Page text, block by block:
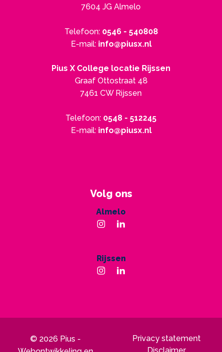
7604 JG Almelo
Telefoon: 0546 - 540808
E-mail: info@piusx.nl
Pius X College locatie Rijssen
Graaf Ottostraat 48
7461 CW Rijssen
Telefoon: 0548 - 512245
E-mail: info@piusx.nl
Volg ons
Almelo
Rijssen
© 2026 Pius -
Privacy statement